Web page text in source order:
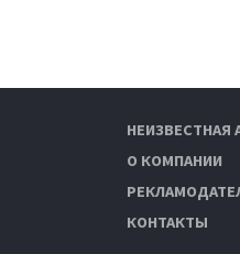
НЕИЗВЕСТНАЯ
О КОМПАНИИ
КОНТАКТЫ